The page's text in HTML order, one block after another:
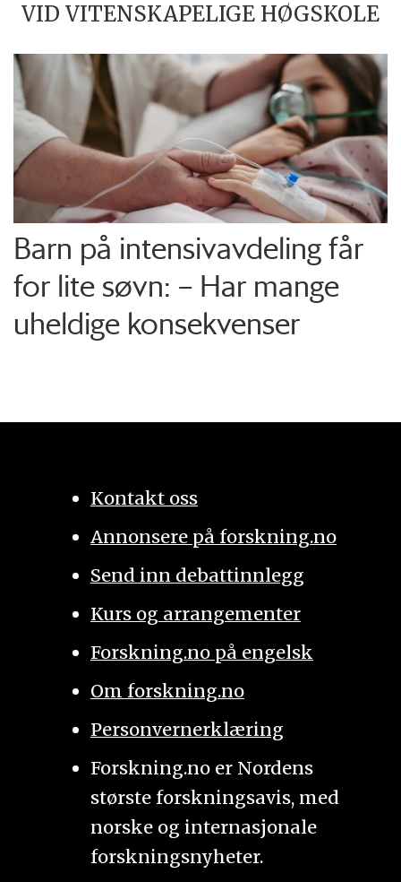
VID VITENSKAPELIGE HØGSKOLE
Barn på intensiv­avdeling får
for lite søvn: – Har mange
uheldige konsekvenser
Kontakt oss
Annonsere på forskning.no
Send inn debattinnlegg
Kurs og arrangementer
Forskning.no på engelsk
Om forskning.no
Personvernerklæring
Forskning.no er Nordens
største forskningsavis, med
norske og internasjonale
forskningsnyheter.